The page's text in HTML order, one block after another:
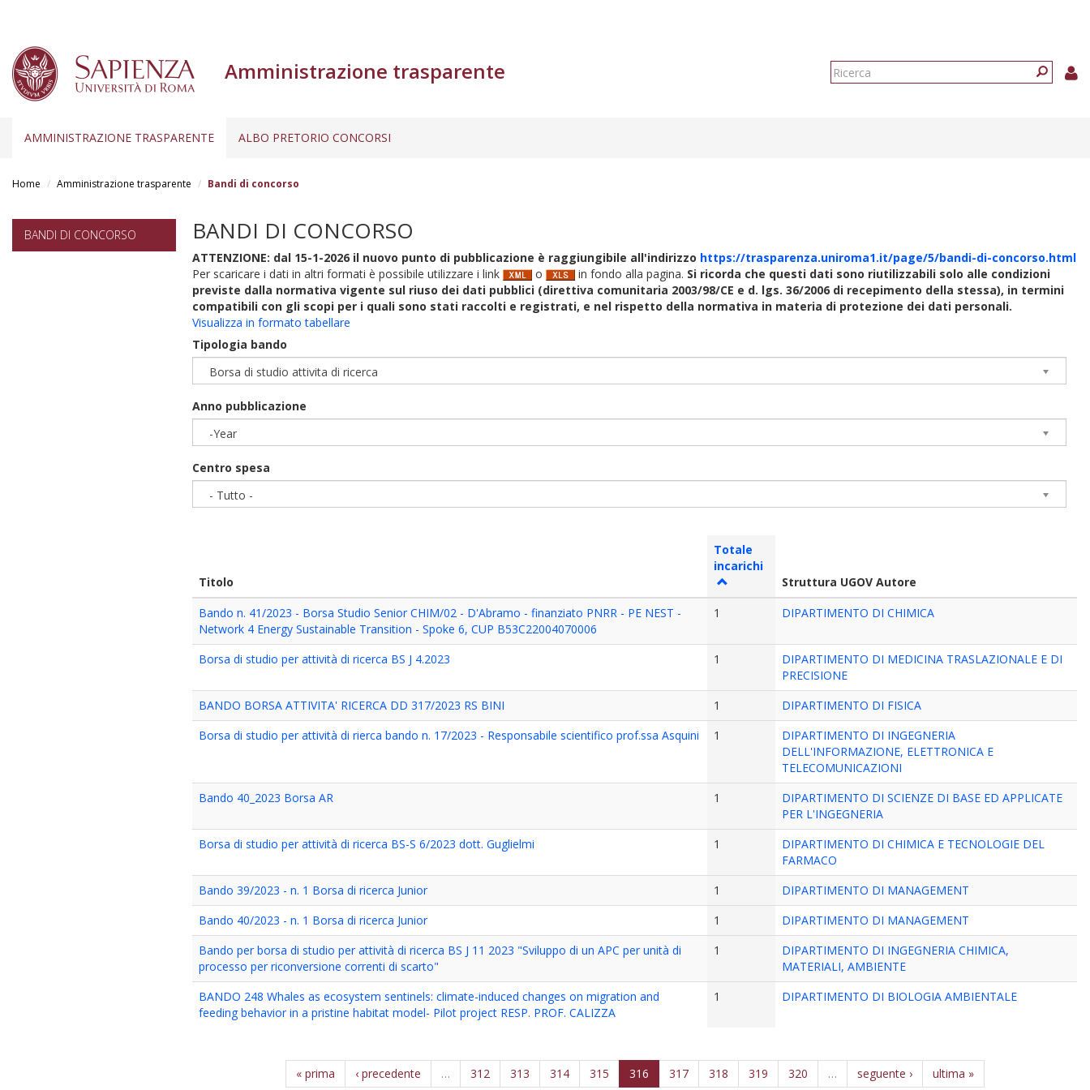
Amministrazione trasparente
Form
AMMINISTRAZIONE TRASPARENTE ALBO PRETORIO CONCORSI
Home Amministrazione trasparente Bandi di concorso
BANDI DI CONCORSO BANDI DI CONCORSO
ATTENZIONE: dal 15-1-2026 il nuovo punto di pubblicazione è raggiungibile all'indirizzo https://trasparenza.uniroma1.it/page/5/bandi-di-concorso.html
Per scaricare i dati in altri formati è possibile utilizzare i link
o in fondo alla pagina. Si ricorda che questi dati sono riutilizzabili solo alle condizioni
previste dalla normativa vigente sul riuso dei dati pubblici (direttiva comunitaria 2003/98/CE e d. lgs. 36/2006 di recepimento della stessa), in termini
compatibili con gli scopi per i quali sono stati raccolti e registrati, e nel rispetto della normativa in materia di protezione dei dati personali.
Visualizza in formato tabellare
Tipologia bando
Borsa di studio attivita di ricerca
Anno pubblicazione
-Year
Centro spesa
- Tutto -
Titolo
Totale
incarichi
Struttura UGOV Autore
Bando n. 41/2023 - Borsa Studio Senior CHIM/02 - D'Abramo - finanziato PNRR - PE NEST -
Network 4 Energy Sustainable Transition - Spoke 6, CUP B53C22004070006
1 DIPARTIMENTO DI CHIMICA
Borsa di studio per attività di ricerca BS J 4.2023 1
DIPARTIMENTO DI MEDICINA TRASLAZIONALE E DI
PRECISIONE
BANDO BORSA ATTIVITA' RICERCA DD 317/2023 RS BINI
1
DIPARTIMENTO DI FISICA
Borsa di studio per attività di rierca bando n. 17/2023 - Responsabile scientifico prof.ssa Asquini
1
DIPARTIMENTO DI INGEGNERIA
DELL'INFORMAZIONE, ELETTRONICA E
TELECOMUNICAZIONI
Bando 40_2023 Borsa AR
1
DIPARTIMENTO DI SCIENZE DI BASE ED APPLICATE
PER L'INGEGNERIA
Borsa di studio per attività di ricerca BS-S 6/2023 dott. Guglielmi
1
DIPARTIMENTO DI CHIMICA E TECNOLOGIE DEL
FARMACO
Bando 39/2023 - n. 1 Borsa di ricerca Junior
1
DIPARTIMENTO DI MANAGEMENT
Bando 40/2023 - n. 1 Borsa di ricerca Junior
1
DIPARTIMENTO DI MANAGEMENT
Bando per borsa di studio per attività di ricerca BS J 11 2023 "Sviluppo di un APC per unità di
processo per riconversione correnti di scarto"
1
DIPARTIMENTO DI INGEGNERIA CHIMICA,
MATERIALI, AMBIENTE
BANDO 248 Whales as ecosystem sentinels: climate-induced changes on migration and
feeding behavior in a pristine habitat model- Pilot project RESP. PROF. CALIZZA
1 DIPARTIMENTO DI BIOLOGIA AMBIENTALE
« prima ‹ precedente … 312 313 314 315 316 317 318 319 320 … seguente › ultima »